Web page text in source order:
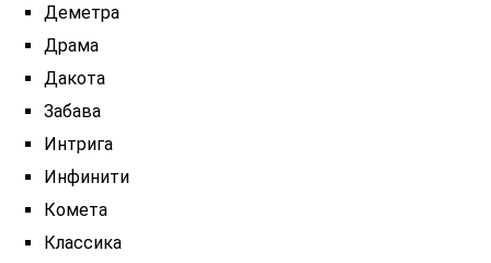
Деметра
Драма
Дакота
Забава
Интрига
Инфинити
Комета
Классика